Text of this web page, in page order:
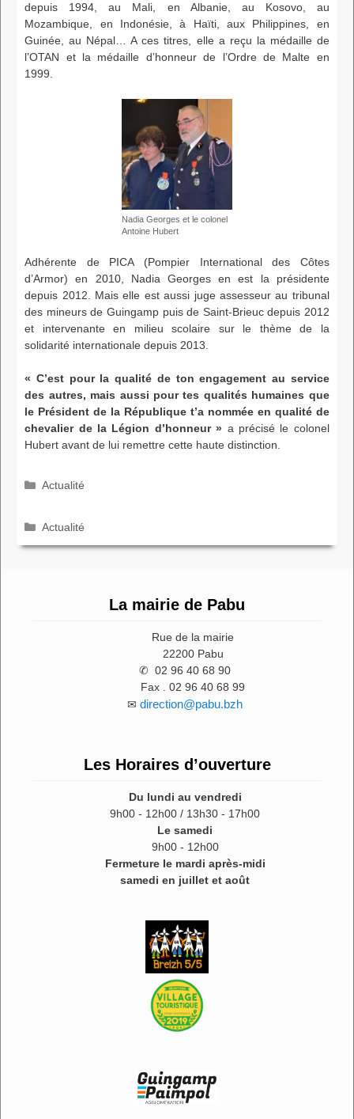
depuis 1994, au Mali, en Albanie, au Kosovo, au
Mozambique, en Indonésie, à Haïti, aux Philippines, en
Guinée, au Népal… A ces titres, elle a reçu la médaille de
l’OTAN et la médaille d’honneur de l’Ordre de Malte en
1999.
Nadia Georges et le colonel
Antoine Hubert
Adhérente de PICA (Pompier International des Côtes
d’Armor) en 2010, Nadia Georges en est la présidente
depuis 2012. Mais elle est aussi juge assesseur au tribunal
des mineurs de Guingamp puis de Saint-Brieuc depuis 2012
et intervenante en milieu scolaire sur le thème de la
solidarité internationale depuis 2013.
« C’est pour la qualité de ton engagement au service
des autres, mais aussi pour tes qualités humaines que
le Président de la République t’a nommée en qualité de
chevalier de la Légion d’honneur » a précisé le colonel
Hubert avant de lui remettre cette haute distinction.
Catégories
Actualité
Catégories
Actualité
La mairie de Pabu
Rue de la mairie
22200 Pabu
✆ 02 96 40 68 90
Fax . 02 96 40 68 99
✉ direction@pabu.bzh
Les Horaires d’ouverture
Du lundi au vendredi
9h00 - 12h00 / 13h30 - 17h00
Le samedi
9h00 - 12h00
Fermeture le mardi après-midi
samedi en juillet et août